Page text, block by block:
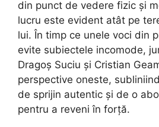
din punct de vedere fizic și
lucru este evident atât pe
lui. În timp ce unele voci din
evite subiectele incomode,
Dragoș Suciu și Cristian
perspective oneste,
de sprijin autentic și de o
pentru a reveni în forță.